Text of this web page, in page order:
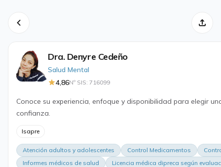
Dra. Denyre Cedeño
Salud Mental
4,86Nº SIS: 716099
Conoce su experiencia, enfoque y disponibilidad para elegir
confianza.
Isapre
Atención adultos y adolescentes Control Medicamentos
Informes médicos de salud
Licencia médica dipreca según